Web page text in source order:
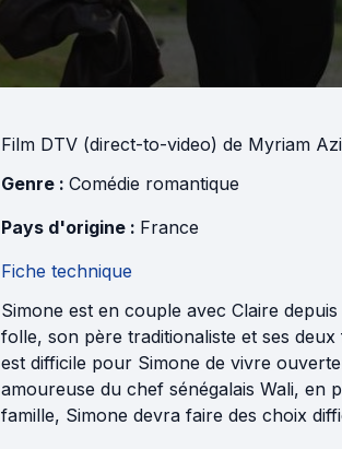
Film DTV (direct-to-video) de Myriam
Genre : Comédie romantique
Pays d'origine : France
Fiche technique
Simone est en couple avec Claire
folle, son père traditionaliste et ses
est difficile pour Simone de vivre
amoureuse du chef sénégalais Wali, en
famille, Simone devra faire des choix